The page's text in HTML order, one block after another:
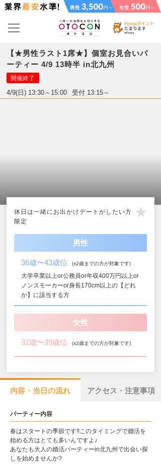
【★男性ラスト1席★】個室お見合いパ
ーティー 4/9 13時半 in北九州
開催終了
4/9(日) 13:30～15:00 受付 13:15～
休日は一緒にお出かけデートがしたい方
限定
男性
36歳〜43歳位 (±2歳までの方が対象です)
大学卒業以上or公務員or年収400万円以上or
ノンスモーカーor身長170cm以上の【どれ
か】に該当する方
女性
32歳〜39歳位 (±2歳までの方が対象です)
内容・当日の流れ アクセス・注意事項
パーティー内容
春はスタートの季節です!!このタイミングで婚活を
始める方はとても多いんですよ♪
あなたも大人の婚活パーティーin北九州で出会い探
しを始めませんか?